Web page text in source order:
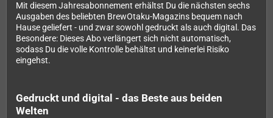
Mit diesem Jahresabonnement erhältst Du die nächsten sechs
Ausgaben des beliebten BrewOtaku-Magazins bequem nach
Hause geliefert - und zwar sowohl gedruckt als auch digital. Das
Besondere: Dieses Abo verlängert sich nicht automatisch,
sodass Du die volle Kontrolle behältst und keinerlei Risiko
eingehst.
Gedruckt und digital - das Beste aus beiden
Welten